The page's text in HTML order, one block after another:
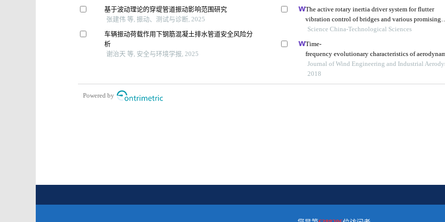
基于波动理论的穿堤管道振动影响范围研究
张建伟 等, 振动、测试与诊断, 2025
车辆振动荷载作用下钢筋混凝土排水管道安全风险分
析
谢治天 等, 安全与环境学报, 2025
The active rotary inertia driver system for flutter
vibration control of bridges and various promising
applications
Science China-Technological Sciences
Time-
frequency evolutionary characteristics of
s around a streamlined closed-box girder during
induced vibration
Journal of Wind Engineering and Industrial
2018
Powered by